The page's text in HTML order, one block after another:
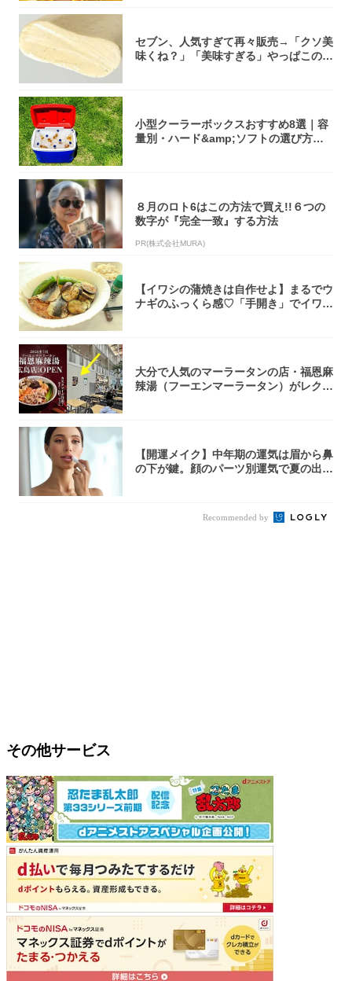
セブン、人気すぎて再々販売→「クソ美
味くね？」「美味すぎる」やっぱこのク
小型クーラーボックスおすすめ8選｜容
量別・ハード&amp;ソフトの選び方【2
８月のロト6はこの方法で買え!!６つの
数字が『完全一致』する方法
PR(株式会社MURA)
【イワシの蒲焼きは自作せよ】まるでウ
ナギのふっくら感♡「手開き」でイワシ
大分で人気のマーラータンの店・福恩麻
辣湯（フーエンマーラータン）がレクト
【開運メイク】中年期の運気は眉から鼻
の下が鍵。顔のパーツ別運気で夏の出会
Recommended by
その他サービス